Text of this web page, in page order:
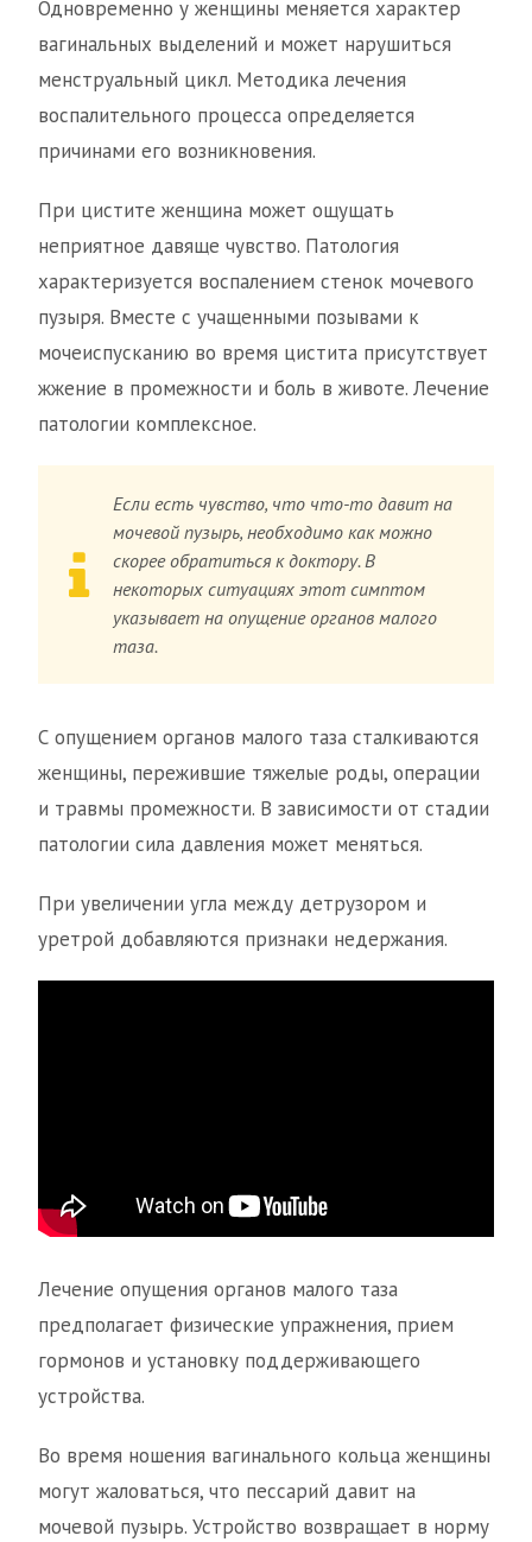
Одновременно у женщины меняется характер
вагинальных выделений и может нарушиться
менструальный цикл. Методика лечения
воспалительного процесса определяется
причинами его возникновения.
При цистите женщина может ощущать
неприятное давяще чувство. Патология
характеризуется воспалением стенок мочевого
пузыря. Вместе с учащенными позывами к
мочеиспусканию во время цистита присутствует
жжение в промежности и боль в животе. Лечение
патологии комплексное.
Если есть чувство, что что-то давит на
мочевой пузырь, необходимо как можно
скорее обратиться к доктору. В
некоторых ситуациях этот симптом
указывает на опущение органов малого
таза.
С опущением органов малого таза сталкиваются
женщины, пережившие тяжелые роды, операции
и травмы промежности. В зависимости от стадии
патологии сила давления может меняться.
При увеличении угла между детрузором и
уретрой добавляются признаки недержания.
Лечение опущения органов малого таза
предполагает физические упражнения, прием
гормонов и установку поддерживающего
устройства.
Во время ношения вагинального кольца женщины
могут жаловаться, что пессарий давит на
мочевой пузырь. Устройство возвращает в норму